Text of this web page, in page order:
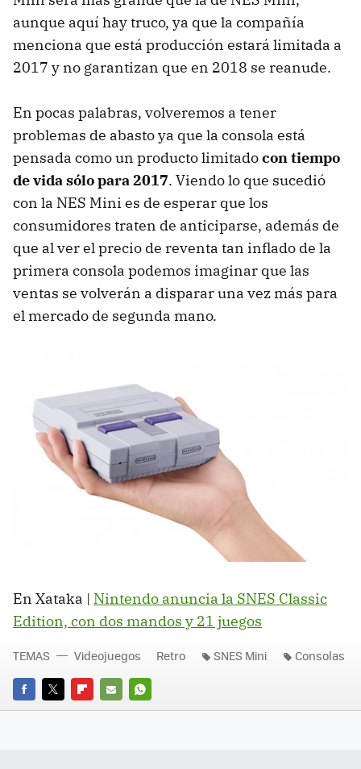
aunque aquí hay truco, ya que la compañía
menciona que está producción estará limitada a
2017 y no garantizan que en 2018 se reanude.
En pocas palabras, volveremos a tener
problemas de abasto ya que la consola está
pensada como un producto limitadocon tiempo
de vida sólo para 2017. Viendo lo que sucedió
con la NES Mini es de esperar que los
consumidores traten de anticiparse, además de
que al ver el precio de reventa tan inflado de la
primera consola podemos imaginar que las
ventas se volverán a disparar una vez más para
el mercado de segunda mano.
En Xataka | Nintendo anuncia la SNES Classic
Edition, con dos mandos y 21 juegos
FACEBOOK
TWITTERFLIPBOARD
E-
WHATSAPP
TEMAS Videojuegos Retro SNES Mini Consolas